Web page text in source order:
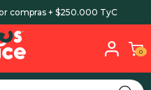
por compras + $70.000
0